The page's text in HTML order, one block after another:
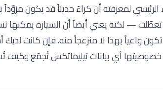
لمعرفته أن كراءً حديثاً قد يكون
— لكنه يعني أيضاً أن السيارة يمكنها
واعياً بهذا لا منزعجاً منه. فإن كانت
أي بيانات تيليماتكس تُجمَع وكيف